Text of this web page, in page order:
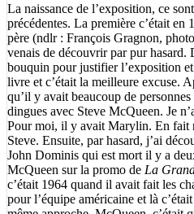
La naissance de l’exposition, ce
précédentes. La première c’était en
père (ndlr : François Gragnon,
venais de découvrir par pur
bouquin pour justifier l’exposition
livre et c’était la meilleure excuse.
qu’il y avait beaucoup de
dingues avec Steve McQueen. Je
Pour moi, il y avait Marylin. En
Steve. Ensuite, par hasard, j’ai
John Dominis qui est mort il y a
McQueen sur la promo de La
c’était 1964 quand il avait fait les
pour l’équipe américaine et là